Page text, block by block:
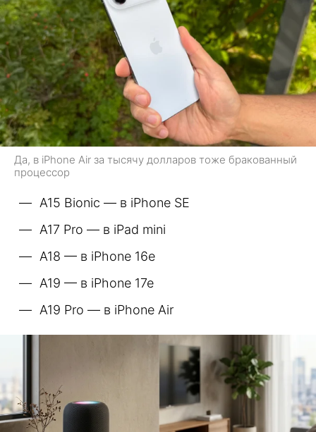
Да, в iPhone Air за тысячу долларов тоже бракованный
процессор
A15 Bionic — в iPhone SE
A17 Pro — в iPad mini
A18 — в iPhone 16e
A19 — в iPhone 17e
A19 Pro — в iPhone Air